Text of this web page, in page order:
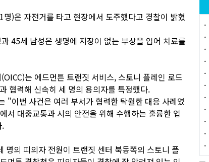
)은 자전거를 타고 현장에서 도주했다고 경찰이 밝혔
45세 남성은 생명에 지장이 없는 부상을 입어 치료를
는 에드먼튼 트랜짓 서비스, 스토니 플레인 로드
협력해 신속히 세 명의 용의자를 특정했다.
"이번 사건은 여러 부서가 협력한 탁월한 대응 사례였
서 대중교통과 시의 안전을 위해 수행하는 훌륭한 업
.
명의 피의자 전원이 트랜짓 센터 북동쪽의 스토니 플